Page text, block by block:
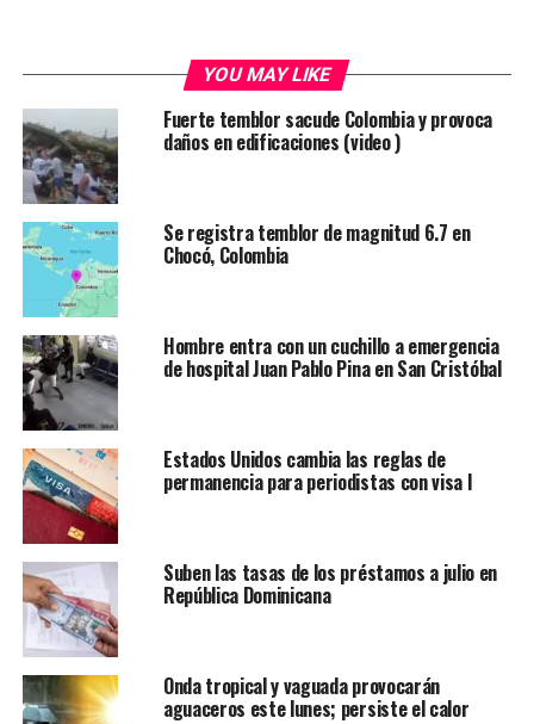
YOU MAY LIKE
Fuerte temblor sacude Colombia y provoca
daños en edificaciones (video )
Se registra temblor de magnitud 6.7 en
Chocó, Colombia
Hombre entra con un cuchillo a emergencia
de hospital Juan Pablo Pina en San Cristóbal
Estados Unidos cambia las reglas de
permanencia para periodistas con visa I
Suben las tasas de los préstamos a julio en
República Dominicana
Onda tropical y vaguada provocarán
aguaceros este lunes; persiste el calor